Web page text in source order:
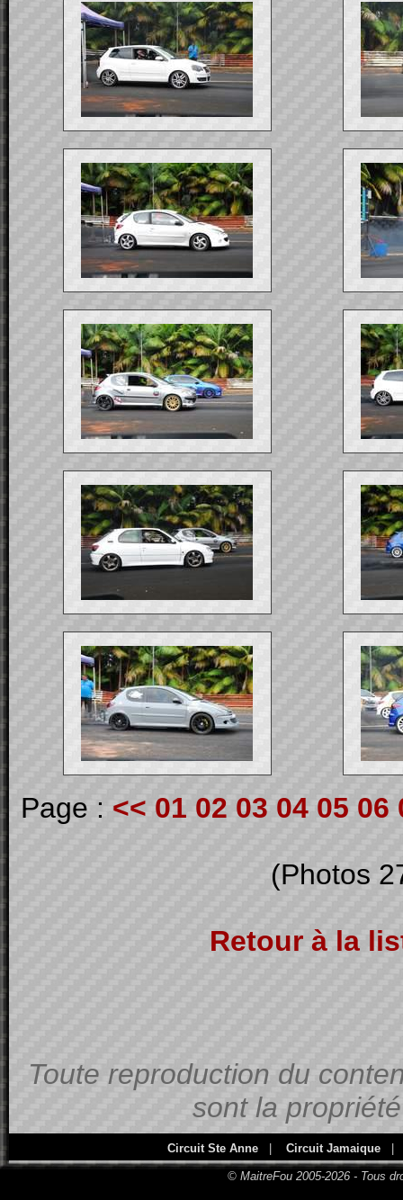
Page : << 01 02 03 04 05 06
(Photos
Retour à la
Toute reproduction du
sont la
Circuit Ste Anne Circuit Jamaique
© MaitreFou 2005-2026 - Tous